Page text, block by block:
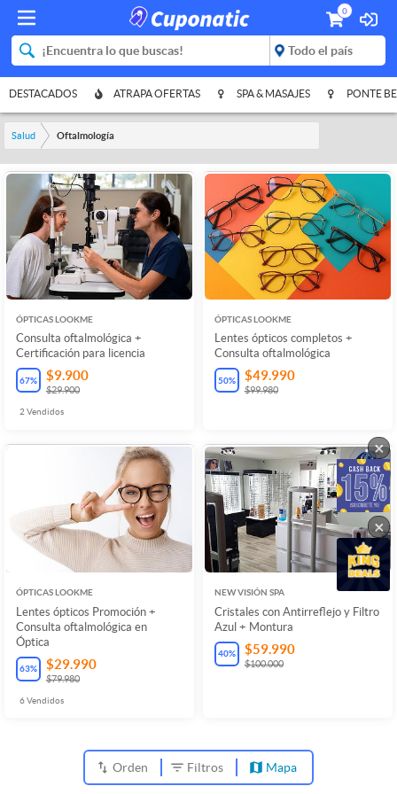
0
DESTACADOS ATRAPA OFERTAS SPA & MASAJES PONTE
Salud Oftalmología
ÓPTICAS LOOKME
Consulta oftalmológica +
Certificación para licencia
67% $9.900
$29.900
2 Vendidos
ÓPTICAS LOOKME
Lentes ópticos completos +
Consulta oftalmológica
50% $49.990
$99.980
ÓPTICAS LOOKME
Lentes ópticos Promoción +
Consulta oftalmológica en
Óptica
63% $29.990
$79.980
6Vendidos
NEW VISIÓN SPA
Cristales con Antirreflejo y Filtro
Azul + Montura
40% $59.990
$100.000
Orden Filtros Mapa
×
×